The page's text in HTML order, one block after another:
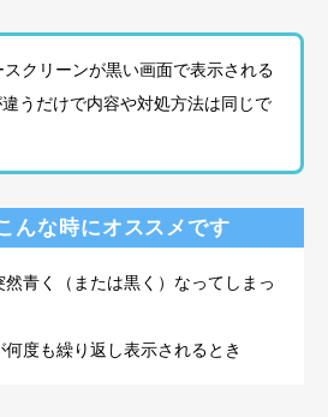
クリーンが黒い画面で表示される
うだけで内容や対処方法は同じで
んな時にオススメです
然青く（または黒く）なってしまっ
何度も繰り返し表示されるとき